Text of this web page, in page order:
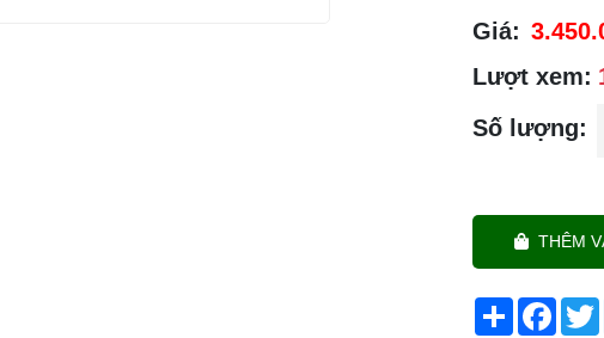
Giá:
Lượt xem:
Số lượng:
THÊM
Share